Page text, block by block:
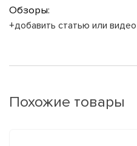
Обзоры:
+добавить статью или видео
Похожие товары